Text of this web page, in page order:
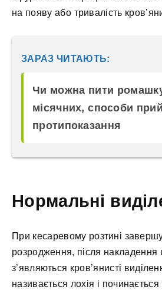
на появу або тривалість
ЗАРАЗ ЧИТАЮТЬ:
Чи можна пити
місячних, способи
протипоказання
Нормальні
При кесаревому розтині
розродження, після накладення
з’являються кров’янисті
називається лохія і